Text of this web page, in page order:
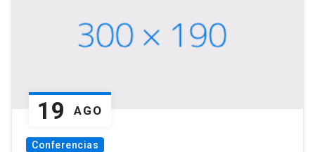
19 AGO
Conferencias